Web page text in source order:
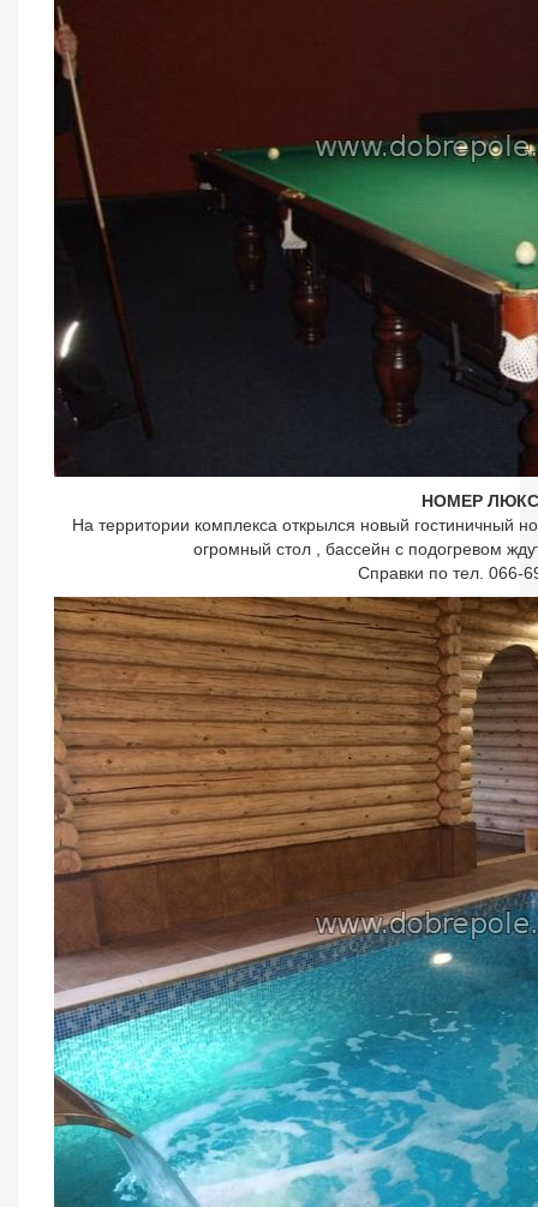
НОМЕР ЛЮКС
На территории комплекса открылся новый гостиничный
огромный стол , бассейн с подогревом
Справки по тел. 066-